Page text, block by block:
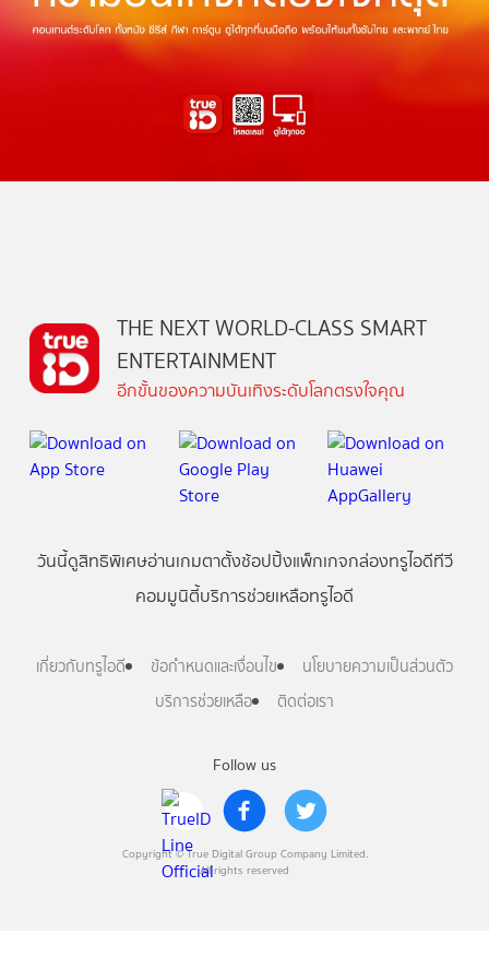
Follow us
Copyright © True Digital Group Company Limited.
All rights reserved
THE NEXT WORLD-CLASS SMART
ENTERTAINMENT
อีกขั้นของความบันเทิงระดับโลกตรงใจคุณ
วันนี้ดูสิทธิพิเศษอ่านเกมตาตั้งช้อปปิ้งแพ็กเกจกล่องทรูไอดีทีวี
คอมมูนิตี้บริการช่วยเหลือทรูไอดี
เกี่ยวกับทรูไอดี ข้อกำหนดและเงื่อนไข
นโยบายความเป็นส่วนตัว
บริการช่วยเหลือ
ติดต่อเรา